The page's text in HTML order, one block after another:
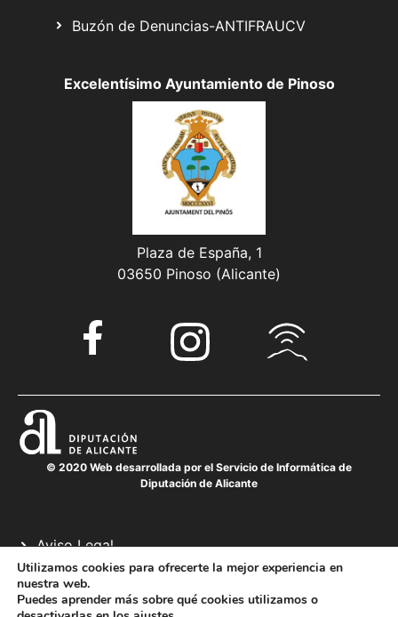
Buzón de Denuncias-ANTIFRAUCV
Excelentísimo Ayuntamiento de Pinoso
Plaza de España, 1
03650 Pinoso (Alicante)
© 2020 Web desarrollada por el Servicio de Informática de
Diputación de Alicante
Aviso Legal
Política de cookies
Política de privacidad
Utilizamos cookies para ofrecerte la mejor experiencia en
nuestra web.
Puedes aprender más sobre qué cookies utilizamos o